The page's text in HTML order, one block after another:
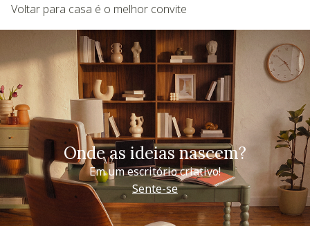
Voltar para casa é o melhor convite
Onde as ideias nascem?
Em um escritório criativo!
Sente-se